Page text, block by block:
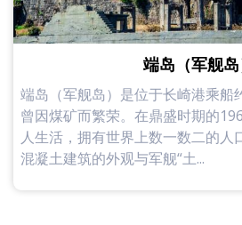
端岛（军舰岛
端岛（军舰岛）是位于长崎港乘船
曾因煤矿而繁荣。在鼎盛时期的
人生活，拥有世界上数一数二的人
混凝土建筑的外观与军舰“土...